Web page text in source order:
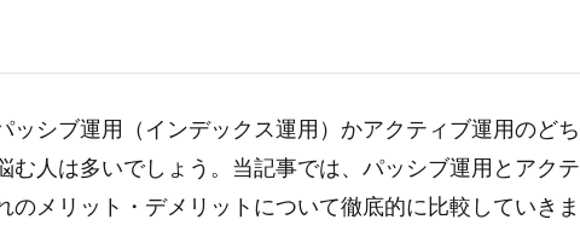
ッシブ運用（インデックス運用）かアクティブ運用のどち
む人は多いでしょう。当記事では、パッシブ運用とアクテ
のメリット・デメリットについて徹底的に比較していきま